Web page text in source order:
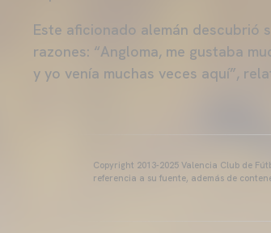
Este aficionado alemán descubrió
razones: “Angloma, me gustaba
y yo venía muchas veces aquí”,
Copyright 2013-2025 Valencia Club de
referencia a su fuente, además de